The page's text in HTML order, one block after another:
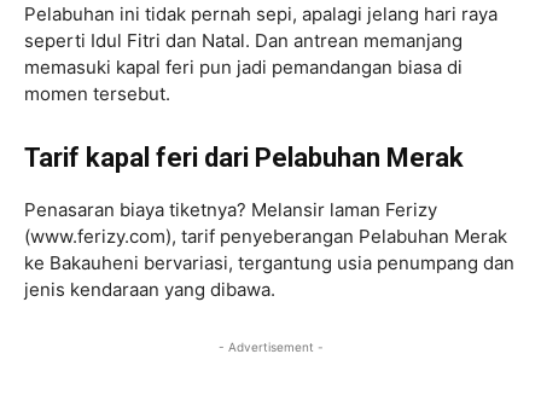
Pelabuhan ini tidak pernah sepi, apalagi jelang hari raya
seperti Idul Fitri dan Natal. Dan antrean memanjang
memasuki kapal feri pun jadi pemandangan biasa di
momen tersebut.
Tarif kapal feri dari Pelabuhan Merak
Penasaran biaya tiketnya? Melansir laman Ferizy
(www.ferizy.com), tarif penyeberangan Pelabuhan Merak
ke Bakauheni bervariasi, tergantung usia penumpang dan
jenis kendaraan yang dibawa.
- Advertisement -